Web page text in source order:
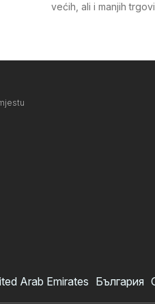
većih, ali i manjih
Arab Emirates България